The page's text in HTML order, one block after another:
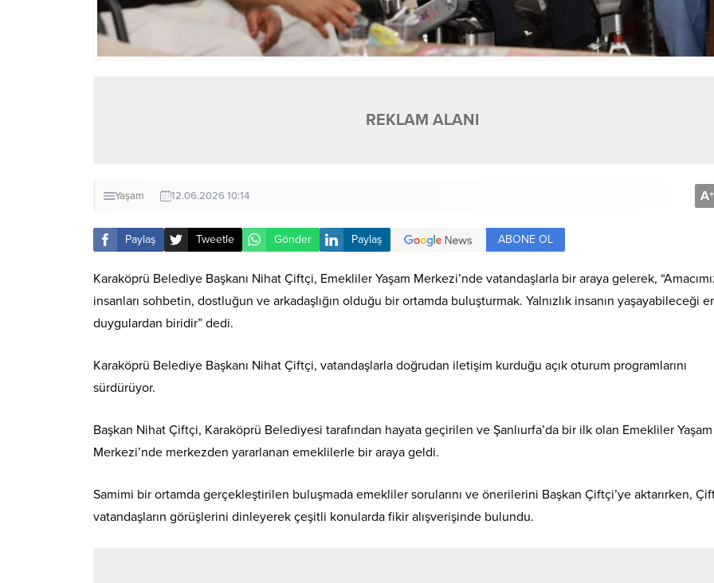
REKLAM ALANI
Yaşam 12.06.2026 10:14 A+
Paylaş Tweetle Gönder Paylaş ABONE OL
Karaköprü Belediye Başkanı Nihat Çiftçi, Emekliler Yaşam Merkezi’nde vatandaşlarla bir araya gelerek,
insanları sohbetin, dostluğun ve arkadaşlığın olduğu bir ortamda buluşturmak. Yalnızlık insanın yaşayabileceği
duygulardan biridir” dedi.
Karaköprü Belediye Başkanı Nihat Çiftçi, vatandaşlarla doğrudan iletişim kurduğu açık oturum programlarını
sürdürüyor.
Başkan Nihat Çiftçi, Karaköprü Belediyesi tarafından hayata geçirilen ve Şanlıurfa’da bir ilk olan Emekliler Yaşam
Merkezi’nde merkezden yararlanan emeklilerle bir araya geldi.
Samimi bir ortamda gerçekleştirilen buluşmada emekliler sorularını ve önerilerini Başkan Çiftçi’ye aktarırken,
vatandaşların görüşlerini dinleyerek çeşitli konularda fikir alışverişinde bulundu.